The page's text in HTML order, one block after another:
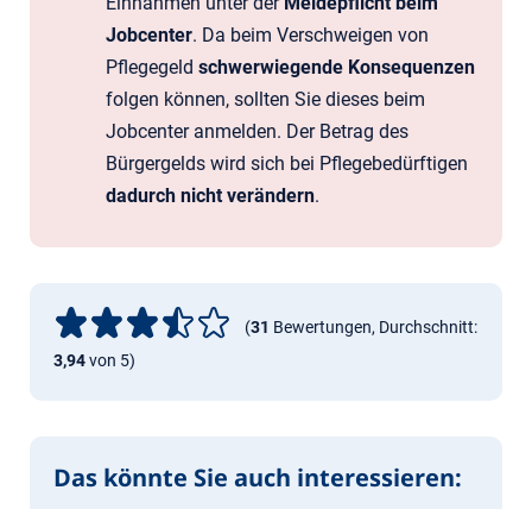
Jobcenter. Da beim Verschweigen von
Pflegegeld schwerwiegende Konsequenzen
folgen können, sollten Sie dieses beim
Jobcenter anmelden. Der Betrag des
Bürgergelds wird sich bei Pflegebedürftigen
dadurch nicht verändern.
(31 Bewertungen, Durchschnitt:
3,94von 5)
Das könnte Sie auch interessieren: